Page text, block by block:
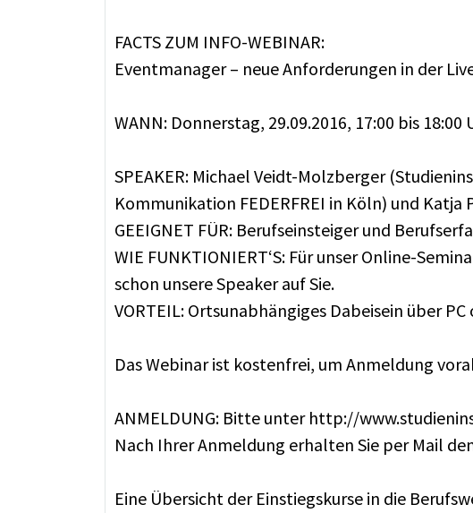
FACTS ZUM INFO-WEBINAR:
Eventmanager – neue Anforderungen in der
WANN: Donnerstag, 29.09.2016, 17:00 bis 18:00
SPEAKER: Michael Veidt-Molzberger
Kommunikation FEDERFREI in Köln) und
GEEIGNET FÜR: Berufseinsteiger und
WIE FUNKTIONIERT‘S: Für unser Online-
schon unsere Speaker auf Sie.
VORTEIL: Ortsunabhängiges Dabeisein über
Das Webinar ist kostenfrei, um Anmeldung
ANMELDUNG: Bitte unter http://
Nach Ihrer Anmeldung erhalten Sie per Mail
Eine Übersicht der Einstiegskurse in die